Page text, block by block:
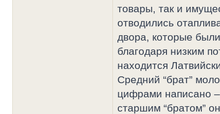
товары, так и
отводились
двора, которые
благодаря низким
находится
Средний “брат”
цифрами написано
старшим “братом”